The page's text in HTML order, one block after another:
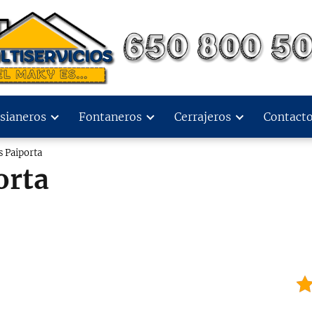
Fontaneros Cerrajeros Contacto
Paiporta